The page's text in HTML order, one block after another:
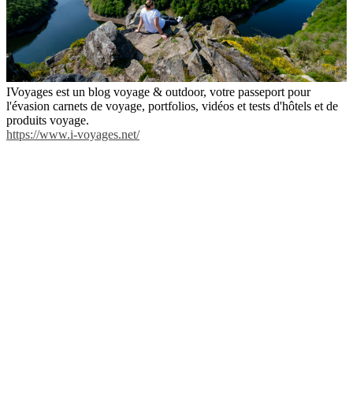
IVoyages est un blog voyage & outdoor, votre passeport pour
l'évasion carnets de voyage, portfolios, vidéos et tests d'hôtels et de
produits voyage.
https://www.i-voyages.net/